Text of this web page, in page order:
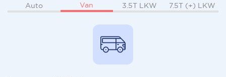
Auto Van 3.5T LKW 7.5T (+) LKW